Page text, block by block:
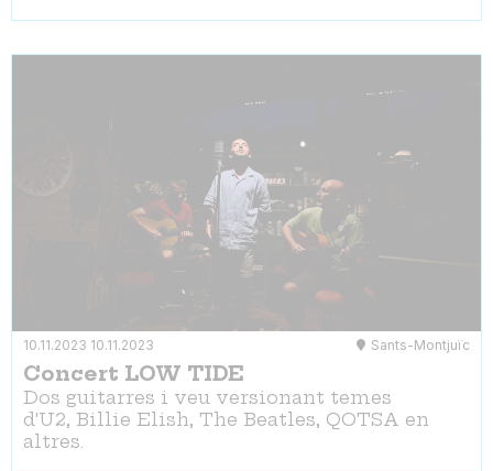
10.11.2023 10.11.2023 Sants-Montjuïc
Concert LOW TIDE
Dos guitarres i veu versionant temes
d'U2, Billie Elish, The Beatles, QOTSA en
altres.